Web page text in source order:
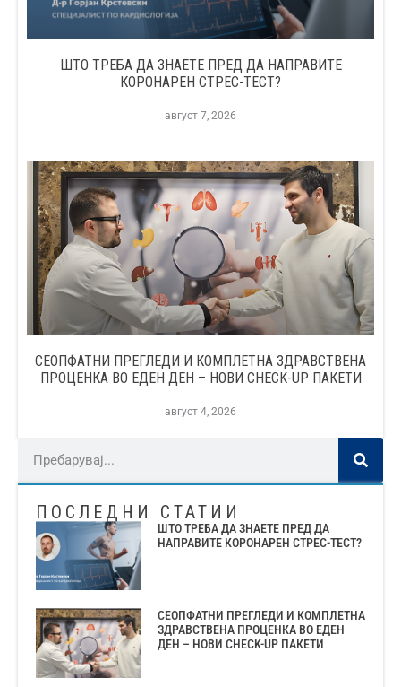
ШТО ТРЕБА ДА ЗНАЕТЕ ПРЕД ДА НАПРАВИТЕ
КОРОНАРЕН СТРЕС-ТЕСТ?
август 7, 2026
СЕОПФАТНИ ПРЕГЛЕДИ И КОМПЛЕТНА ЗДРАВСТВЕНА
ПРОЦЕНКА ВО ЕДЕН ДЕН – НОВИ CHECK-UP ПАКЕТИ
август 4, 2026
ПОСЛЕДНИ СТАТИИ
ШТО ТРЕБА ДА ЗНАЕТЕ ПРЕД ДА
НАПРАВИТЕ КОРОНАРЕН СТРЕС-ТЕСТ?
СЕОПФАТНИ ПРЕГЛЕДИ И КОМПЛЕТНА
ЗДРАВСТВЕНА ПРОЦЕНКА ВО ЕДЕН
ДЕН – НОВИ CHECK-UP ПАКЕТИ